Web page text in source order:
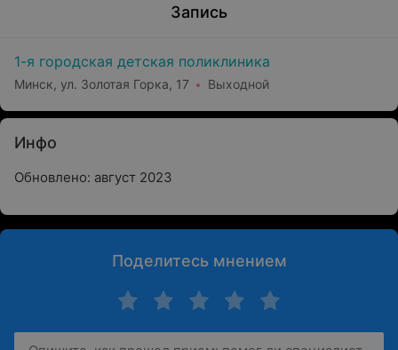
Запись
1-я городская детская поликлиника
Минск, ул. Золотая Горка, 17 Выходной
Инфо
Обновлено: август 2023
Поделитесь мнением